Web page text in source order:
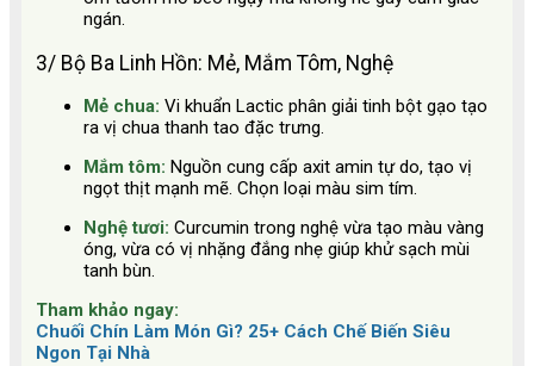
ngán.
3/ Bộ Ba Linh Hồn: Mẻ, Mắm Tôm, Nghệ
Mẻ chua: Vi khuẩn Lactic phân giải tinh bột gạo tạo
ra vị chua thanh tao đặc trưng.
Mắm tôm: Nguồn cung cấp axit amin tự do, tạo vị
ngọt thịt mạnh mẽ. Chọn loại màu sim tím.
Nghệ tươi: Curcumin trong nghệ vừa tạo màu vàng
óng, vừa có vị nhặng đắng nhẹ giúp khử sạch mùi
tanh bùn.
Tham khảo ngay:
Chuối Chín Làm Món Gì? 25+ Cách Chế Biến Siêu
Ngon Tại Nhà